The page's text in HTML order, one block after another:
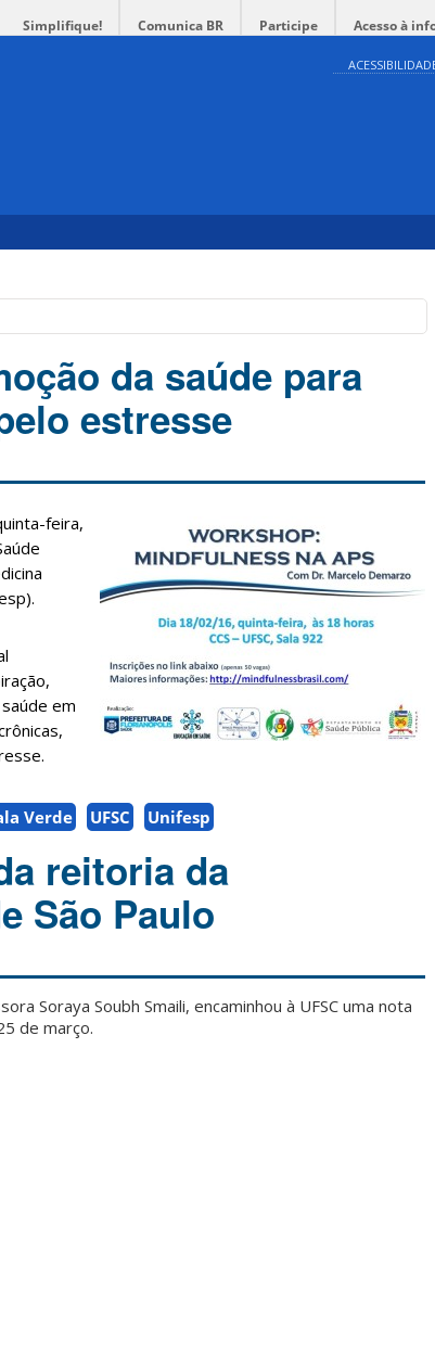
Simplifique! Comunica BR Participe Acesso à
da saúde para
estresse
feira,
em
Verde UFSC Unifesp
reitoria da
São Paulo
Soraya Soubh Smaili, encaminhou à UFSC uma nota
de março.